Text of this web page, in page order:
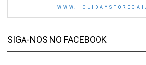
SIGA-NOS NO FACEBOOK